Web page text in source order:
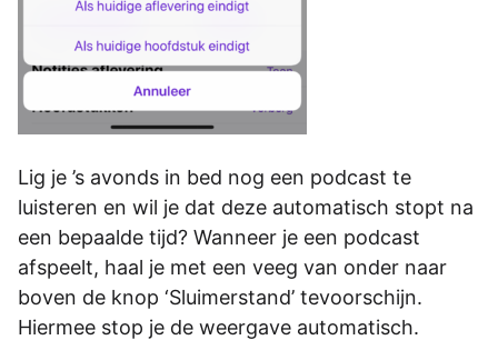
Lig je ’s avonds in bed nog een podcast te
luisteren en wil je dat deze automatisch stopt na
een bepaalde tijd? Wanneer je een podcast
afspeelt, haal je met een veeg van onder naar
boven de knop ‘Sluimerstand’ tevoorschijn.
Hiermee stop je de weergave automatisch.